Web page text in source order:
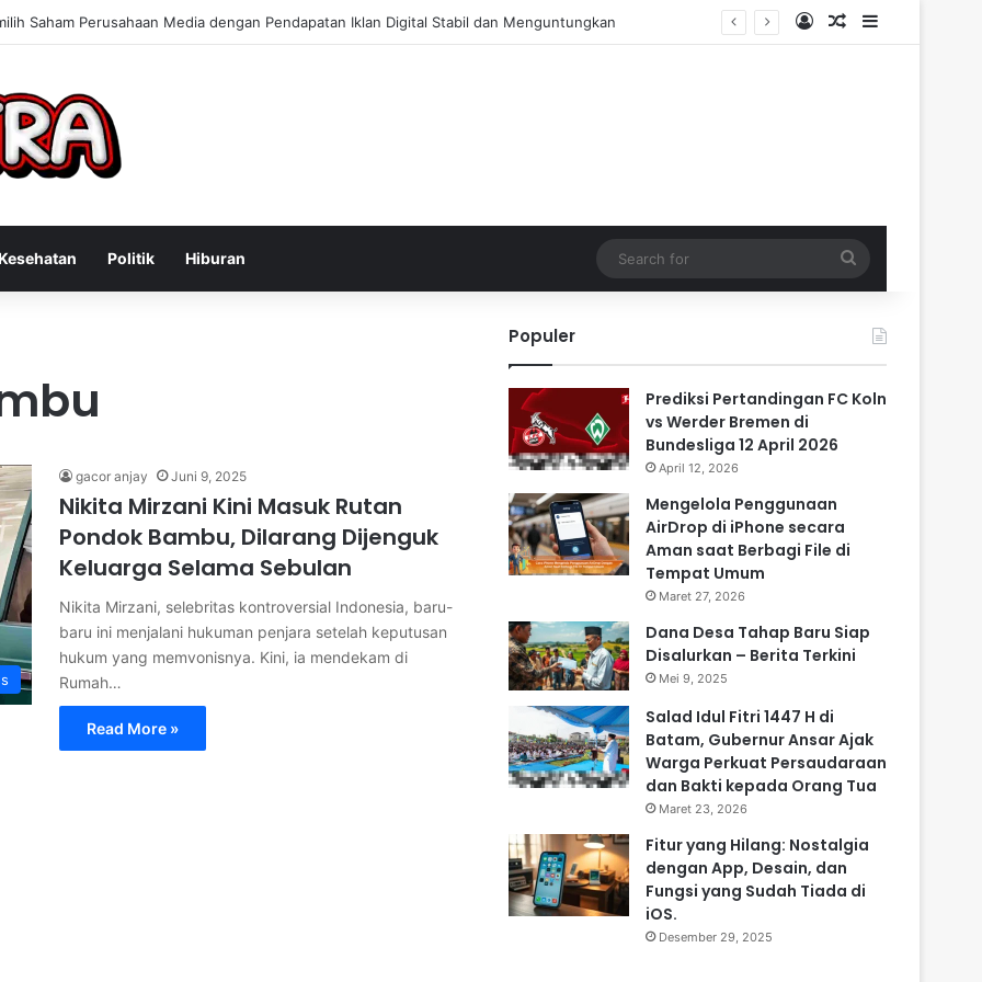
Bisnis Online untuk Meningkatkan Pendapatan Berdasarkan Pengalaman Praktis Log InRandom Article
Sidebar
Politik Hiburan
for
gacor anjay Juni 9, 2025
Nikita Mirzani Kini Masuk Rutan
Pondok Bambu, Dilarang Dijenguk
Keluarga Selama Sebulan
Nikita Mirzani, selebritas kontroversial Indonesia, baru-
baru ini menjalani hukuman penjara setelah keputusan
hukum yang memvonisnya. Kini, ia mendekam di
Rumah…
Read More »
Populer
Prediksi Pertandingan FC Koln
vs Werder Bremen di
Bundesliga 12 April 2026
April 12, 2026
Mengelola Penggunaan
AirDrop di iPhone secara
Aman saat Berbagi File di
Tempat Umum
Maret 27, 2026
Dana Desa Tahap Baru Siap
Disalurkan – Berita Terkini
Mei 9, 2025
Salad Idul Fitri 1447 H di
Batam, Gubernur Ansar Ajak
Warga Perkuat Persaudaraan
dan Bakti kepada Orang Tua
Maret 23, 2026
Fitur yang Hilang: Nostalgia
dengan App, Desain, dan
Fungsi yang Sudah Tiada di
iOS.
Desember 29, 2025